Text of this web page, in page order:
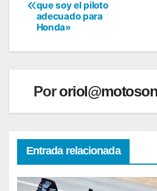
de
que soy el piloto
adecuado para
Honda»
Por
Entrada relacionada